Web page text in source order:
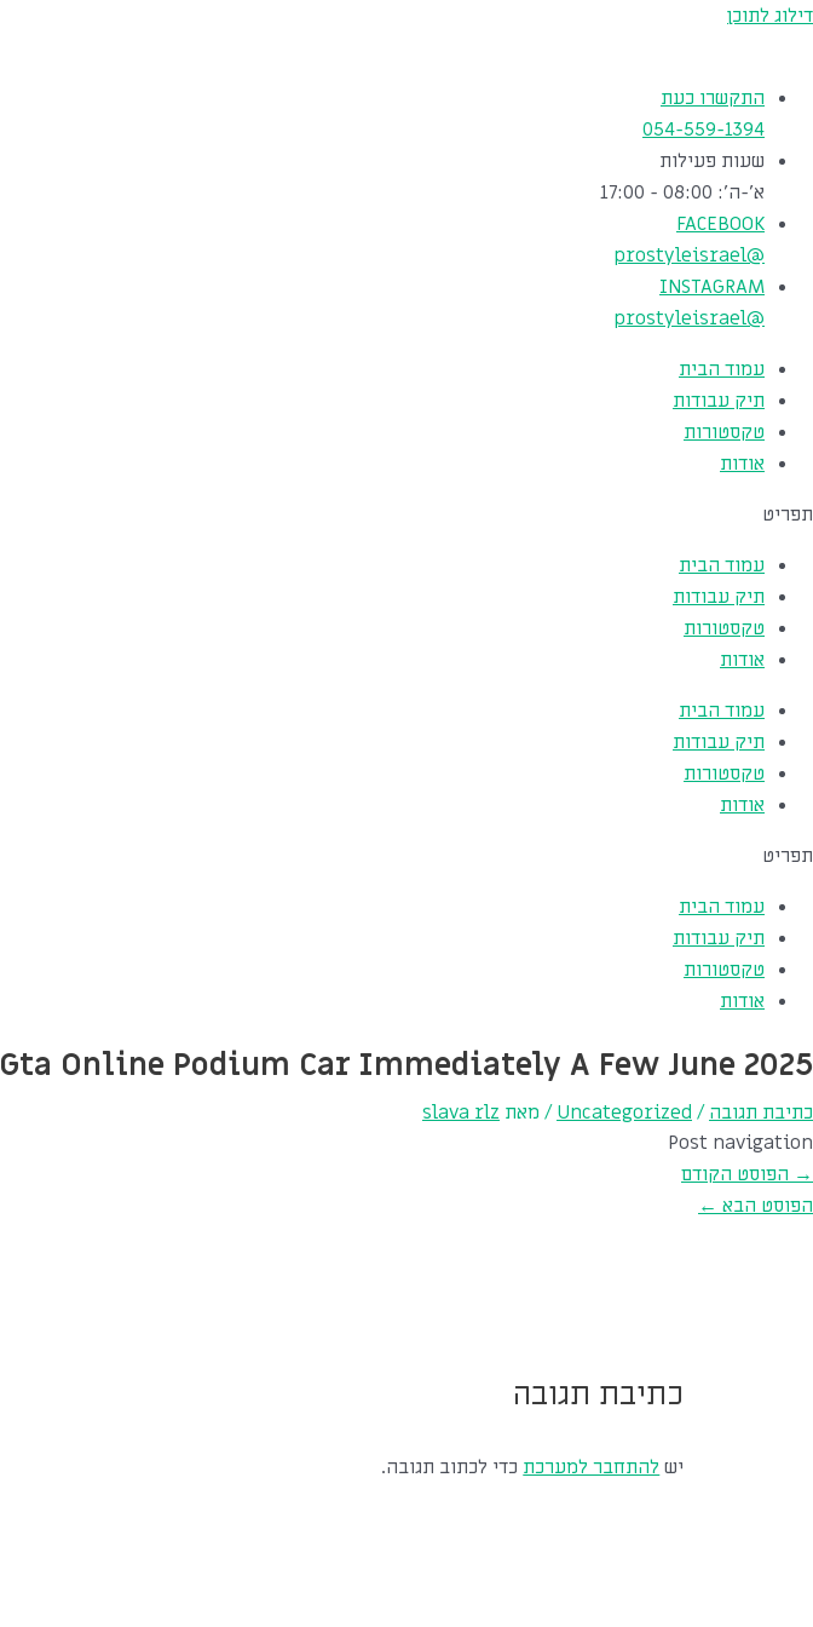
דילוג לתוכן
התקשרו כעת
054-559-1394
שעות פעילות
א'-ה': 08:00 - 17:00
FACEBOOK
@prostyleisrael
INSTAGRAM
@prostyleisrael
עמוד הבית
תיק עבודות
טקסטורות
אודות
תפריט
עמוד הבית
תיק עבודות
טקסטורות
אודות
עמוד הבית
תיק עבודות
טקסטורות
אודות
תפריט
עמוד הבית
תיק עבודות
טקסטורות
אודות
Gta Online Podium Car Immediately A Few June 2025
כתיבת תגובה /
Uncategorized/ מאת slava rlz
Post navigation
→ הפוסט הקודם
הפוסט הבא ←
כתיבת תגובה
יש להתחבר למערכת כדי לכתוב תגובה.